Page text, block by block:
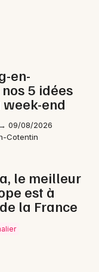
en-
5 idées
end
09/08/2026
Cotentin
le meilleur
est à
la France